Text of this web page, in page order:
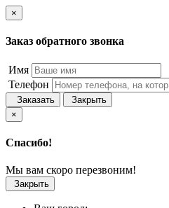
×
Заказ обратного звонка
Имя
Телефон
Заказать
Закрыть
×
Спасибо!
Мы вам скоро перезвоним!
Закрыть